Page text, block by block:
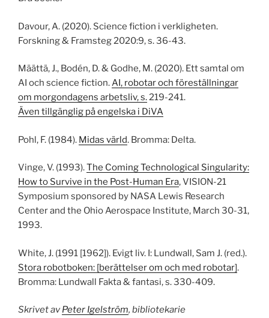
Davour, A. (2020). Science fiction i verkligheten.
Forskning & Framsteg 2020:9, s. 36-43.
Määttä, J., Bodén, D. & Godhe, M. (2020). Ett samtal om
AI och science fiction.AI, robotar och föreställningar
om morgondagens arbetsliv, s.219-241.
Även tillgänglig på engelska i DiVA
Pohl, F. (1984). Midas värld. Bromma: Delta.
Vinge, V. (1993).The Coming Technological Singularity:
How to Survive in the Post-Human Era, VISION-21
Symposium sponsored by NASA Lewis Research
Center and the Ohio Aerospace Institute, March 30-31,
1993.
White, J. (1991 [1962]). Evigt liv. I: Lundwall, Sam J. (red.).
Stora robotboken: [berättelser om och med robotar].
Bromma: Lundwall Fakta & fantasi, s. 330-409.
Skrivet avPeter Igelström, bibliotekarie